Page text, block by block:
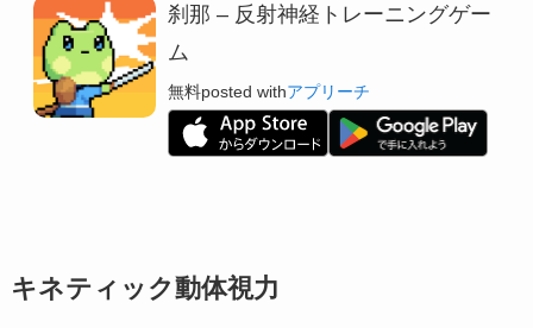
刹那 – 反射神経トレーニングゲー
ム
無料posted withアプリーチ
キネティック動体視力